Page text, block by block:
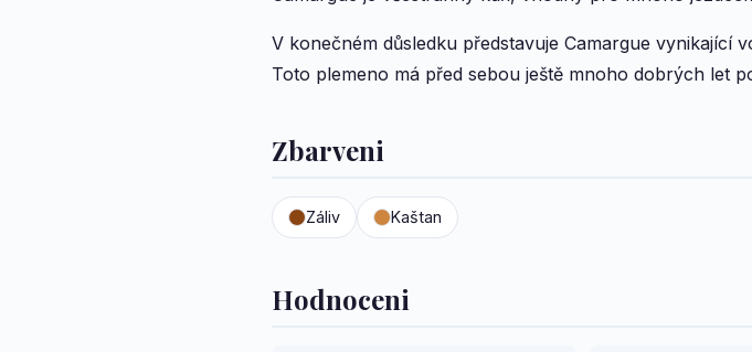
V konečném důsledku představuje Camargue vynikající
Toto plemeno má před sebou ještě mnoho dobrých let
Zbarveni
Záliv Kaštan
Hodnoceni